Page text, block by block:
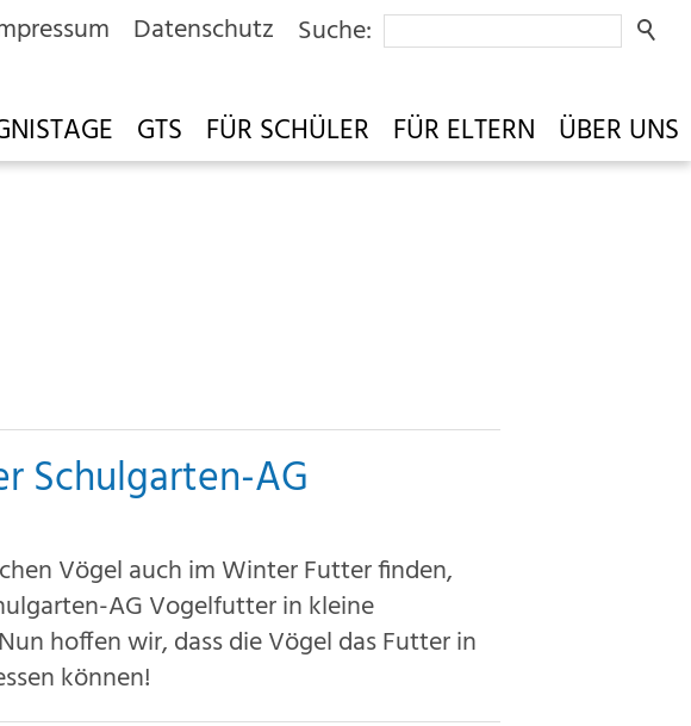
Suche:
Datenschutz
GTS FÜR SCHÜLER FÜR ELTERN ÜBER UNS
Schulgarten-AG
Vögel auch im Winter Futter finden,
AG Vogelfutter in kleine
hoffen wir, dass die Vögel das Futter in
können!